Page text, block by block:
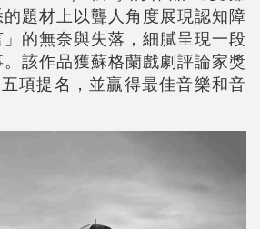
題材上以聾人角度展現認知障
的無奈與失落，細膩呈現一段
該作品獲蘇格蘭戲劇評論家獎
項提名，並贏得最佳音樂和音